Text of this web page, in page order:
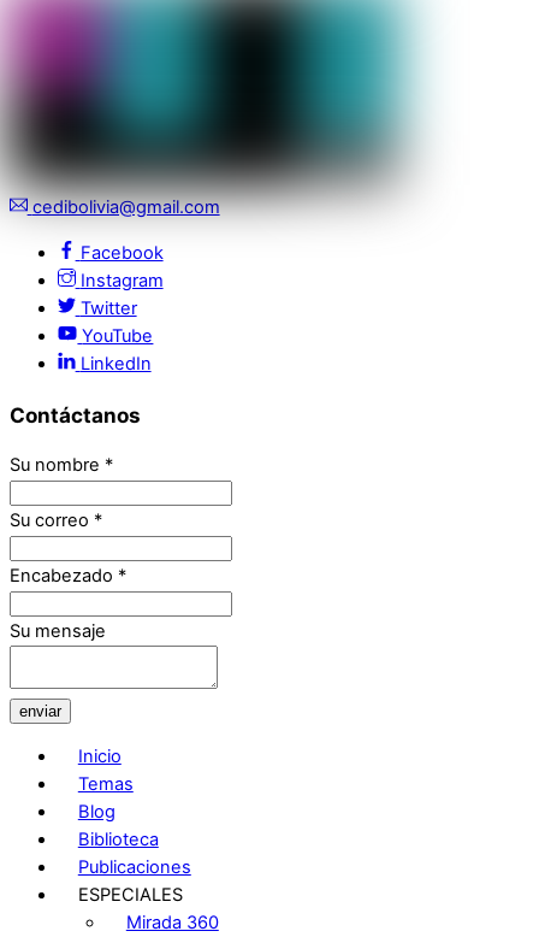
cedibolivia@gmail.com
Facebook
Instagram
Twitter
YouTube
LinkedIn
Contáctanos
Su nombre *
Su correo *
Encabezado *
Su mensaje
enviar
Inicio
Temas
Blog
Biblioteca
Publicaciones
ESPECIALES
Mirada 360